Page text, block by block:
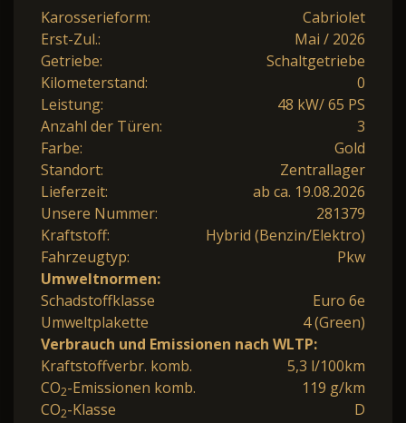
Karosserieform:
Cabriolet
Erst-Zul.:
Mai / 2026
Getriebe:
Schaltgetriebe
Kilometerstand:
0
Leistung:
48 kW/ 65 PS
Anzahl der Türen:
3
Farbe:
Gold
Standort:
Zentrallager
Lieferzeit:
ab ca. 19.08.2026
Unsere Nummer:
281379
Kraftstoff:
Hybrid (Benzin/Elektro)
Fahrzeugtyp:
Pkw
Umweltnormen:
Schadstoffklasse
Euro 6e
Umweltplakette
4 (Green)
Verbrauch und Emissionen nach WLTP:
Kraftstoffverbr. komb.
5,3 l/100km
CO2-Emissionen komb.
119 g/km
CO2-Klasse D